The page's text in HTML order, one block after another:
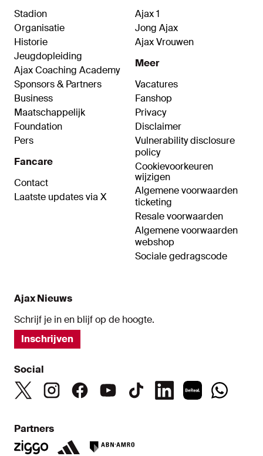
Stadion
Organisatie
Historie
Jeugdopleiding
Ajax Coaching Academy
Sponsors & Partners
Business
Maatschappelijk
Foundation
Pers
Fancare
Contact
Laatste updates via X
Ajax 1
Jong Ajax
Ajax Vrouwen
Meer
Vacatures
Fanshop
Privacy
Disclaimer
Vulnerability disclosure
policy
Cookievoorkeuren
wijzigen
Algemene voorwaarden
ticketing
Resale voorwaarden
Algemene voorwaarden
webshop
Sociale gedragscode
Ajax Nieuws
Schrijf je in en blijf op de hoogte.
Inschrijven
Social
Partners